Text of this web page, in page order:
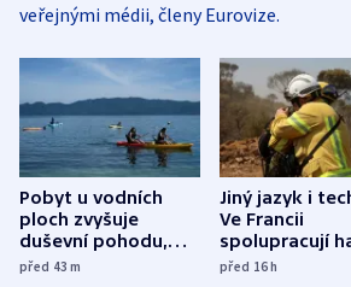
veřejnými médii, členy Eurovize.
Pobyt u vodních
ploch zvyšuje
duševní pohodu,
ukázala
před 43m
Jiný jazyk i
Ve Francii
spolupracují
různých zemí
před 16h